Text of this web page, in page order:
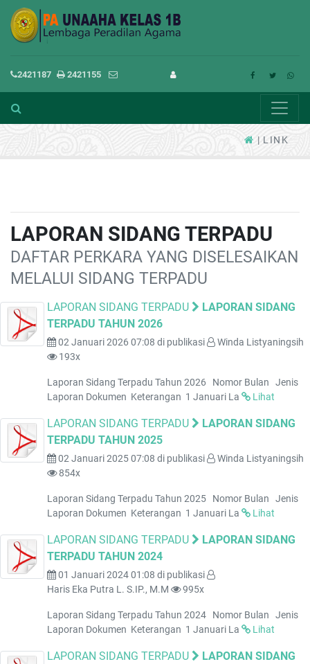
2421187 2421155
LINK
LAPORAN SIDANG TERPADU
DAFTAR PERKARA YANG DISELESAIKAN
MELALUI SIDANG TERPADU
LAPORAN SIDANG TERPADU
LAPORAN SIDANG
TERPADU TAHUN 2026
02 Januari 2026 07:08 di publikasi
Winda Listyaningsih
193x
Laporan Sidang Terpadu Tahun 2026 Nomor Bulan Jenis
Laporan Dokumen Keterangan 1 Januari La
Lihat
LAPORAN SIDANG TERPADU
LAPORAN SIDANG
TERPADU TAHUN 2025
02 Januari 2025 07:08 di publikasi
Winda Listyaningsih
854x
Laporan Sidang Terpadu Tahun 2025 Nomor Bulan Jenis
Laporan Dokumen Keterangan 1 Januari La
Lihat
LAPORAN SIDANG TERPADU
LAPORAN SIDANG
TERPADU TAHUN 2024
01 Januari 2024 01:08 di publikasi
Haris Eka Putra L. S.IP., M.M
995x
Laporan Sidang Terpadu Tahun 2024 Nomor Bulan Jenis
Laporan Dokumen Keterangan 1 Januari La
Lihat
LAPORAN SIDANG TERPADU
LAPORAN SIDANG